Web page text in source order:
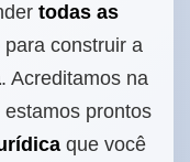
todas as
para construir a
. Acreditamos na
prontos
que você